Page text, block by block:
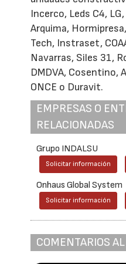
Incerco, Leds C4,
Arquima,
Tech, Instraset,
Navarras, Siles 31,
DMDVA, Cosentino,
ONCE o Duravit.
EMPRESAS O
RELACIONADAS
Grupo INDALSU
Solicitar información
Onhaus Global System
Solicitar información
COMENTARIOS